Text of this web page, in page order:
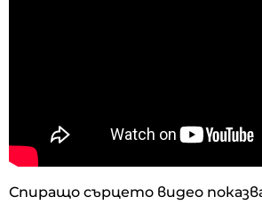
Спиращо сърцето видео